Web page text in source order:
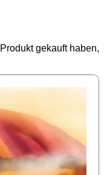
gekauft haben,